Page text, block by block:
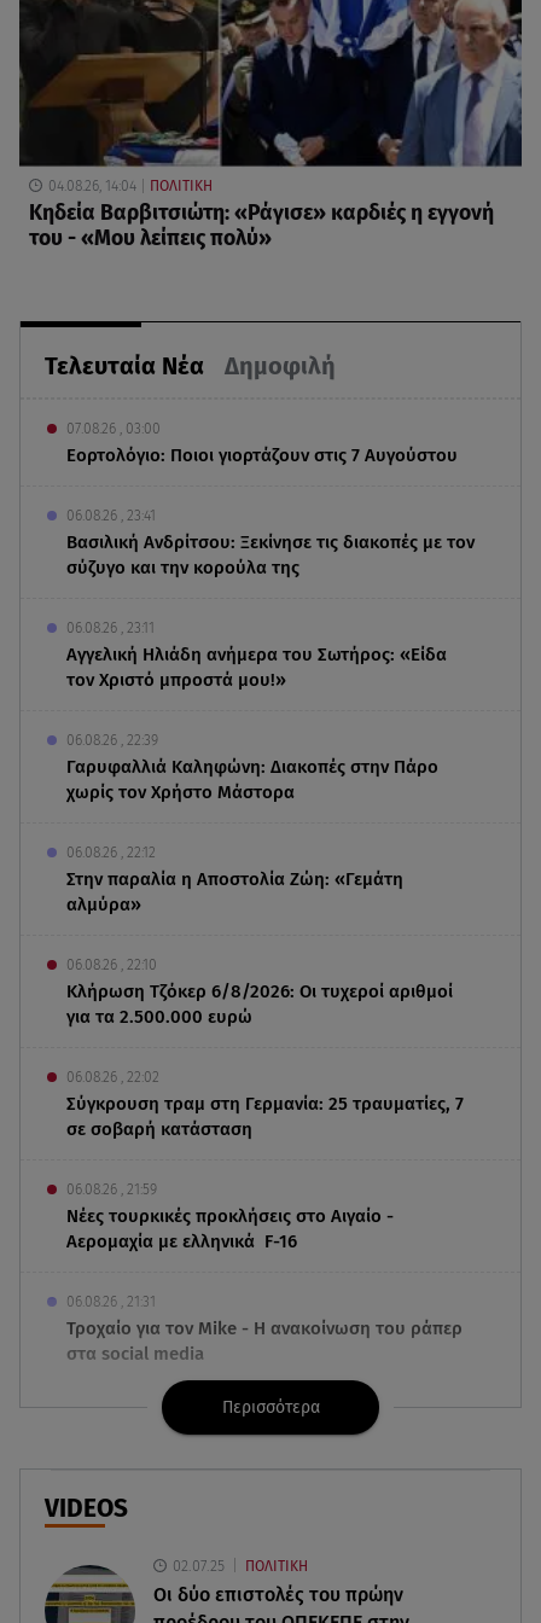
Τελευταία Νέα Δημοφιλή
07.08.26 , 03:00
Εορτολόγιο: Ποιοι γιορτάζουν στις 7 Αυγούστου
06.08.26 , 23:41
Βασιλική Ανδρίτσου: Ξεκίνησε τις διακοπές με τον
σύζυγο και την κορούλα της
06.08.26 , 23:11
Αγγελική Ηλιάδη ανήμερα του Σωτήρος: «Είδα
τον Χριστό μπροστά μου!»
06.08.26 , 22:39
Γαρυφαλλιά Καληφώνη: Διακοπές στην Πάρο
χωρίς τον Χρήστο Μάστορα
06.08.26 , 22:12
Στην παραλία η Αποστολία Ζώη: «Γεμάτη
αλμύρα»
06.08.26 , 22:10
Κλήρωση Τζόκερ 6/8/2026: Οι τυχεροί αριθμοί
για τα 2.500.000 ευρώ
06.08.26 , 22:02
Σύγκρουση τραμ στη Γερμανία: 25 τραυματίες, 7
σε σοβαρή κατάσταση
06.08.26 , 21:59
Νέες τουρκικές προκλήσεις στο Αιγαίο -
Αερομαχία με ελληνικά F-16
06.08.26 , 21:31
Τροχαίο για τον Mike - Η ανακοίνωση του ράπερ
στα social media
06.08.26 , 21:22
Ισραήλ - Κύπρος - Κρήτη: Το μεγαλύτερο
υποθαλάσσιο καλώδιο στον κόσμο
06.08.26 , 21:07
Motor Oil: Δωρεά πυροσβεστικών οχημάτων και
εξοπλισμού στον Άγιο Βασίλειο
Περισσότερα
VIDEOS
02.07.25 ΠΟΛΙΤΙΚΗ
Οι δύο επιστολές του πρώην
04.08.26, 14:04 ΠΟΛΙΤΙΚΗ
Κηδεία Βαρβιτσιώτη: «Ράγισε» καρδιές η εγγονή
του - «Μου λείπεις πολύ»